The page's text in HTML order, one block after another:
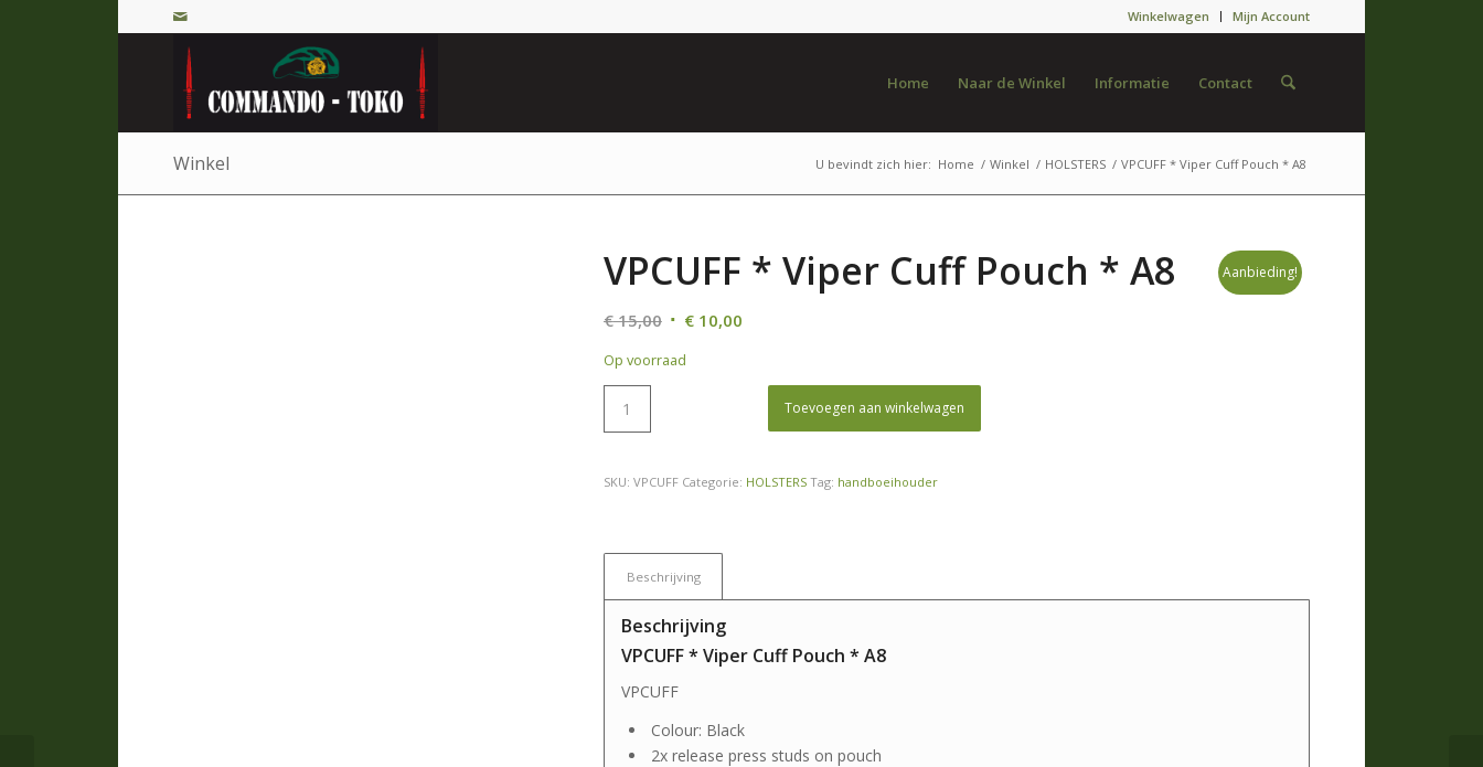
Winkelwagen Mijn Account
Home Naar de Winkel Informatie Contact
Winkel U bevindt zich hier: Home / Winkel / HOLSTERS / VPCUFF * Viper Cuff Pouch * A8
Aanbieding!
VPCUFF * Viper Cuff Pouch * A8
€15,00 Oorspronkelijke
was:
€10,00Huidige
€ 10,00.
Op voorraad
Toevoegen aan winkelwagen
SKU: VPCUFF Categorie: HOLSTERS Tag: handboeihouder
Beschrijving
Beschrijving
VPCUFF * Viper Cuff Pouch * A8
VPCUFF
Colour: Black
2x release press studs on pouch